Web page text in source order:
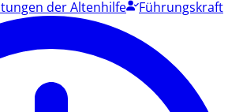
der Altenhilfe Führungskraft